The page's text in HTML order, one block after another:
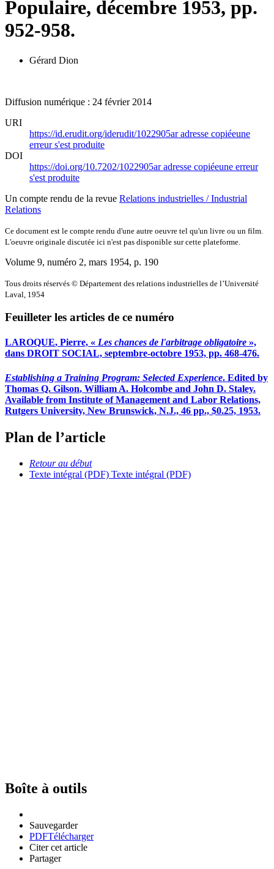
Populaire, décembre 1953, pp.
952-958.
Gérard Dion
Diffusion numérique : 24 février 2014
URI
https://id.erudit.org/iderudit/1022905aradresse copiéeune
erreur s'est produite
DOI
https://doi.org/10.7202/1022905aradresse copiéeune erreur
s'est produite
Un compte rendu de la revue Relations industrielles / Industrial
Relations
Ce document est le compte rendu d'une autre oeuvre tel qu'un livre ou un film.
L'oeuvre originale discutée ici n'est pas disponible sur cette plateforme.
Volume 9, numéro 2, mars 1954, p. 190
Tous droits réservés © Département des relations industrielles de l’Université
Laval, 1954
Feuilleter les articles de ce numéro
LAROQUE, Pierre, « Les chances de l'arbitrage obligatoire »,
dans DROIT SOCIAL, septembre-octobre 1953, pp. 468-476.
Establishing a Training Program: Selected Experience. Edited by
Thomas Q. Gilson, William A. Holcombe and John D. Staley.
Available from Institute of Management and Labor Relations,
Rutgers University, New Brunswick, N.J., 46 pp., $0.25, 1953.
Plan de l’article
Retour au début
Texte intégral (PDF) Texte intégral (PDF)
Boîte à outils
Sauvegarder
PDFTélécharger
Citer cet article
Partager